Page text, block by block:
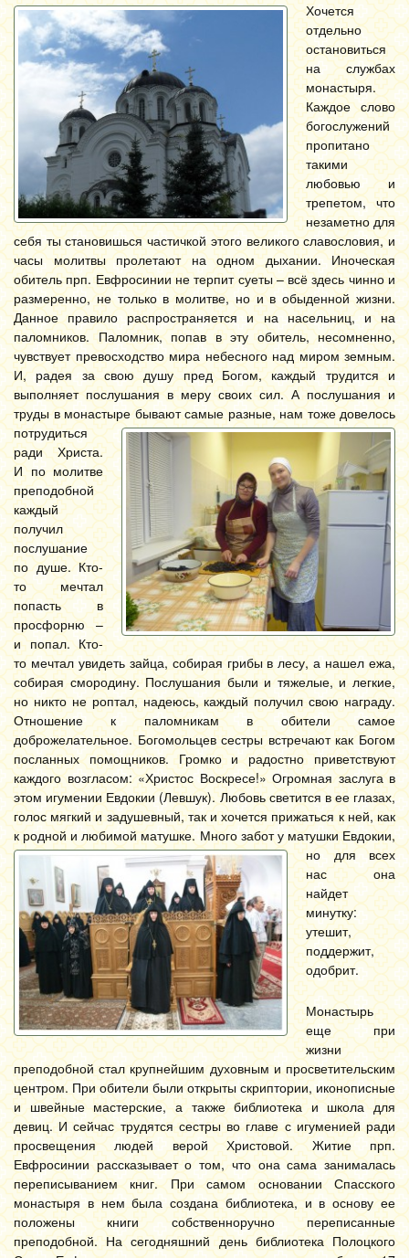
Хочется
отдельно
остановиться
на службах
монастыря.
Каждое слово
богослужений
пропитано
такими
любовью и
трепетом, что
незаметно для
себя ты становишься частичкой этого великого славословия, и
часы молитвы пролетают на одном дыхании. Иноческая
обитель прп. Евфросинии не терпит суеты – всё здесь чинно и
размеренно, не только в молитве, но и в обыденной жизни.
Данное правило распространяется и на насельниц, и на
паломников. Паломник, попав в эту обитель, несомненно,
чувствует превосходство мира небесного над миром земным.
И, радея за свою душу пред Богом, каждый трудится и
выполняет послушания в меру своих сил. А послушания и
труды в монастыре бывают самые разные, нам тоже довелось
потрудиться
ради Христа.
И по молитве
преподобной
каждый
получил
послушание
по душе. Кто-
то мечтал
попасть в
просфорню –
и попал. Кто-
то мечтал увидеть зайца, собирая грибы в лесу, а нашел ежа,
собирая смородину. Послушания были и тяжелые, и легкие,
но никто не роптал, надеюсь, каждый получил свою награду.
Отношение к паломникам в обители самое
доброжелательное. Богомольцев сестры встречают как Богом
посланных помощников. Громко и радостно приветствуют
каждого возгласом: «Христос Воскресе!» Огромная заслуга в
этом игумении Евдокии (Левшук). Любовь светится в ее глазах,
голос мягкий и задушевный, так и хочется прижаться к ней, как
к родной и любимойматушке. Много забот у матушки Евдокии,
но для всех
нас она
найдет
минутку:
утешит,
поддержит,
одобрит.
Монастырь
еще при
жизни
преподобной стал крупнейшим духовным и просветительским
центром. При обители были открыты скриптории, иконописные
и швейные мастерские, а также библиотека и школа для
девиц. И сейчас трудятся сестры во главе с игуменией ради
просвещения людей верой Христовой. Житие прп.
Евфросинии рассказывает о том, что она сама занималась
переписыванием книг. При самом основании Спасского
монастыря в нем была создана библиотека, и в основу ее
положены книги собственноручно переписанные
преподобной. На сегодняшний день библиотека Полоцкого